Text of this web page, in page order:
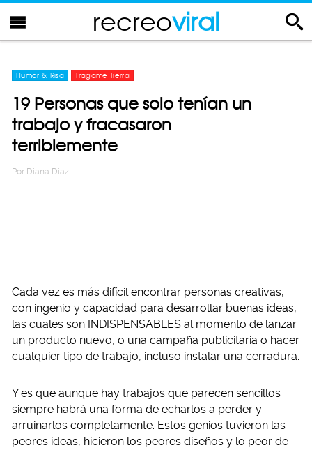
recreoviral
Humor & Risa Tragame Tierra
19 Personas que solo tenían un
trabajo y fracasaron
terriblemente
Por Diana Diaz
Cada vez es más difícil encontrar personas creativas,
con ingenio y capacidad para desarrollar buenas ideas,
las cuales son INDISPENSABLES al momento de lanzar
un producto nuevo, o una campaña publicitaria o hacer
cualquier tipo de trabajo, incluso instalar una cerradura.
Y es que aunque hay trabajos que parecen sencillos
siempre habrá una forma de echarlos a perder y
arruinarlos completamente. Estos genios tuvieron las
peores ideas, hicieron los peores diseños y lo peor de